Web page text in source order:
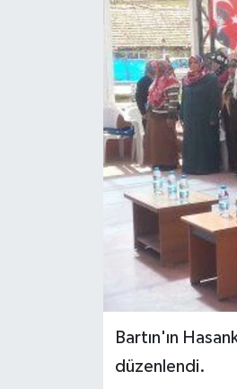
Bartın'ın
düzenlendi.
Sinema
Sivil Toplum